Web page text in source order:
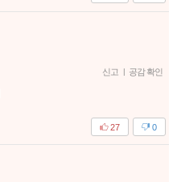
신고 | 공감 확인
0
27